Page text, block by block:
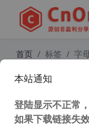
首页 标签 字
本站通知
登陆显示不正常
如果下载链接失